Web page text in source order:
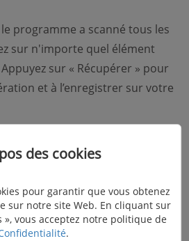
programme a scanné tous les
sur n'importe quel élément
sur « Récupérer » pour
et à l’enregistrer sur votre
des cookies
pour garantir que vous obtenez
sur notre site Web. En cliquant sur
», vous acceptez notre politique de
.